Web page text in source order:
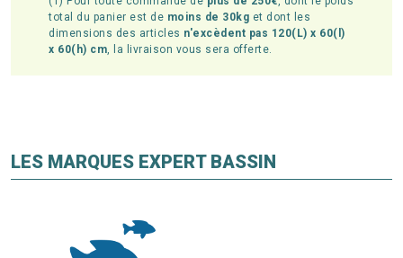
total du panier est de moins de 30kg et dont les
dimensions des articles n'excèdent pas 120(L) x 60(l)
x 60(h) cm, la livraison vous sera offerte.
LES MARQUES EXPERT BASSIN